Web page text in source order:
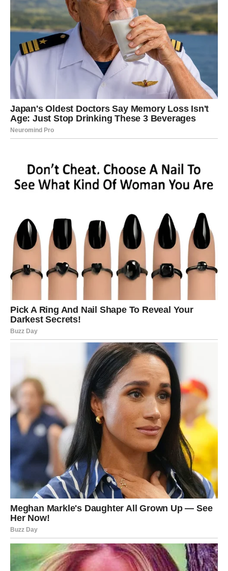
Rakovi su među najvećim ljubavnim miljenicima do kraja
maja.
Poslije mnogo tuge dolazi osoba koja vam vraća vjeru da
prava ljubav ipak postoji.
Ljubav vam dolazi kada ste skoro
odustali
Pred vama su veoma nježni i sudbinski trenuci.
Lavovima dolazi mnogo pažnje i novih emocija.
Ljubav vam podiže raspoloženje
Pred vama su veoma romantični trenuci.
DJEVICA
Pred vama su trenuci tokom kojih ćete konačno prestati
skrivati emocije.
Jedna osoba pokazuje vam iskrenost kakvu dugo niste
Mir ulazi u vaše srce
Pred vama su veoma posebni emotivni trenuci.
VAGA
Zvijezde vam donose veoma romantičan i sudbinski
period.
Ako ste slobodni, moguće je poznanstvo koje odmah
djeluje posebno i iskreno.
Nova ljubav mijenja sve